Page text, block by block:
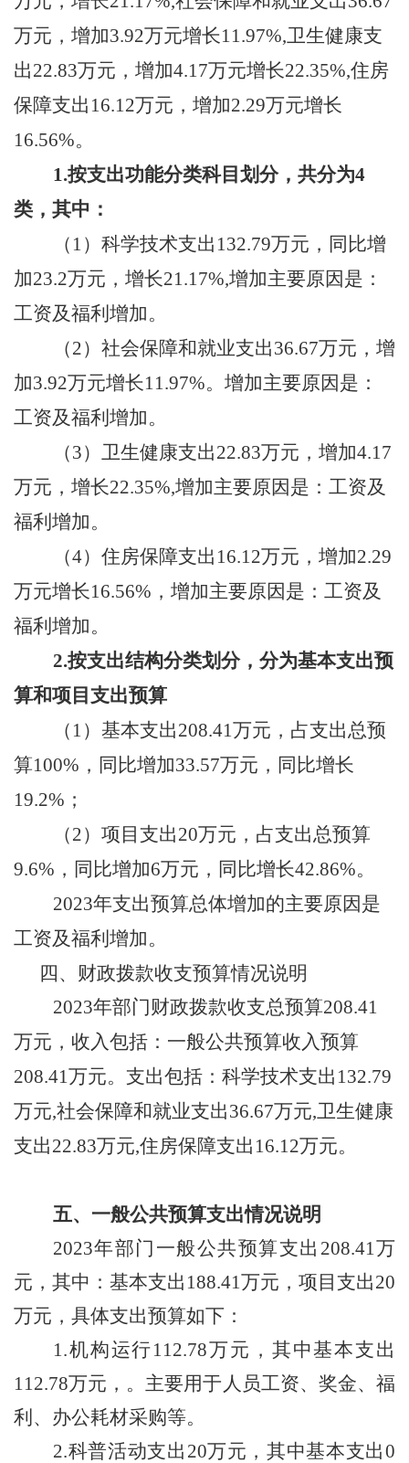
万元 ，增加3.92万元增长11.97%,卫生健康支
出22.83万元 ，增加4.17万元增长22.35%,住房
保障支出 16.12万元 ，增加2.29万元增长
16.56%。
1.按支出功能分类科目划分，共分为4
类， 其中：
（ 1） 科学技术支出 132.79万元 ，同比增
加23.2万元，增长21.17%,增加主要原因是：
工资及福利 增加。
（2）社会保障和就业支出36.67万元 ，增
加3.92万元增长11.97%。增加主要原因是：
工资及福利 增加。
（3） 卫生健康支出22.83万元 ，增加4.17
万元，增长22.35%,增加主要原因是：工资及
福利 增加。
（4） 住房保障支出 16.12万元 ，增加2.29
万元增长16.56%， 增加主要原因是：工资及
福利 增加。
2.按支出结构分类划分，分为基本支出预
算和项目支出预算
（ 1） 基本支出208.41万元，占支出总预
算100%， 同比增加33.57万元，同比增长
19.2% ；
（2） 项目支出20万元，占支出总预算
9.6%， 同比增加6万元，同比增长42.86%。
2023年支出预算总体增加的主要原因是
工资及福利 增加。
四、财政拨款收支预算情况说明
2023年部门财政拨款收支总预算208.41
万元，收入包括：一般公共预算收入预算
208.41万元。支出包括： 科学技术支出 132.79
万元,社会保障和就业支出36.67万元,卫生健康
支出22.83万元,住房保障支出 16.12万元。
五、一般公共预算支出情况说明
2023年部门一般公共预算支出 208.41万
元，其中：基本支出 188.41万元，项目支出20
万元，具体支出预算如下：
1.机构运行112.78万元，其中基本支出
112.78万元，。主要用于人员工资、奖金、福
利、办公耗材采购等。
2.科普活动支出 20万元，其中基本支出0